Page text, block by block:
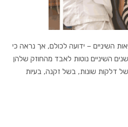
השיניים – ידועה לכולם, אך נראה כי
השיניים נוטות לאבד מהחוזק שלהן
דלקות שונות, בשל זקנה, בעיות